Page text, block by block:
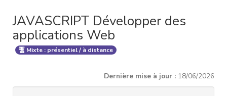
JAVASCRIPT Développer des
applications Web
Mixte : présentiel / à distance
Dernière mise à jour : 18/06/2026